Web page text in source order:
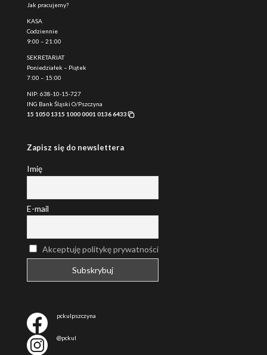
Jak pracujemy?
KASA
Codziennie
9:00 – 21:00
SEKRETARIAT
Poniedziałek – Piątek
7:00 – 15:00
NIP: 638-10-15-727
ING Bank Śląski O/Pszczyna
15 1050 1315 1000 0001 0136 6433
Zapisz się do newslettera
Imię
E-mail
Akceptuję politykę prywatności
pckulpszczyna
@pckul